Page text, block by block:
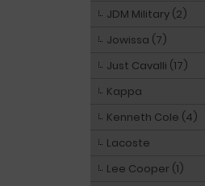
JDM Military (2)
Jowissa (7)
Just Cavalli (17)
Kappa
Kenneth Cole (4)
Lacoste
Lee Cooper (1)